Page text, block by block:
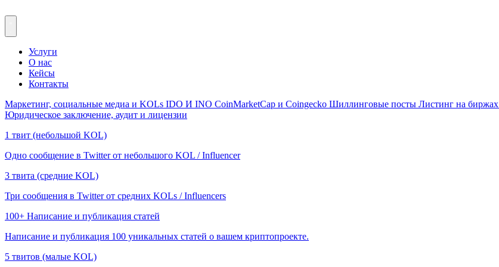
Услуги
О нас
Кейсы
Контакты
Маркетинг, социальные медиа и KOLs IDO И INO CoinMarketCap и Coingecko Шиллинговые посты Листинг на биржах
Юридическое заключение, аудит и лицензии
1 твит (небольшой KOL)
Одно сообщение в Twitter от небольшого KOL / Influencer
3 твита (средние KOL)
Три сообщения в Twitter от средних KOLs / Influencers
100+ Написание и публикация статей
Написание и публикация 100 уникальных статей о вашем криптопроекте.
5 твитов (малые KOL)